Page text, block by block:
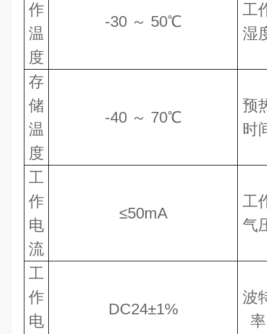
作
温
度
-30 ～ 50℃
工
湿
存
储
温
度
-40 ～ 70℃
预
时
工
作
电
流
≤50mA
工
气
工
作
电
DC24±1%
波
率